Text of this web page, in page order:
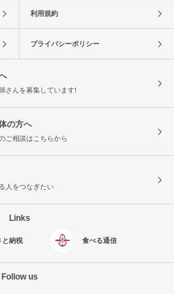
利用規約
プライバシーポリシー
さんを募集しています!
の方へ
ご相談はこちらから
人をつなぎたい
Links
と納税 食べる通信
Follow us